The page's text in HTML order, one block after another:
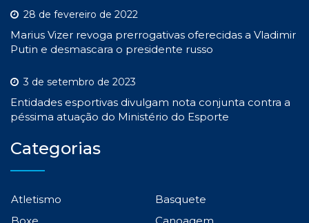
28 de fevereiro de 2022
Marius Vizer revoga prerrogativas oferecidas a Vladimir
Putin e desmascara o presidente russo
3 de setembro de 2023
Entidades esportivas divulgam nota conjunta contra a
péssima atuação do Ministério do Esporte
Categorias
Atletismo
Basquete